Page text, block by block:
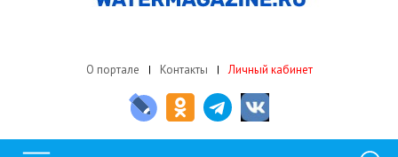
О портале Контакты Личный кабинет